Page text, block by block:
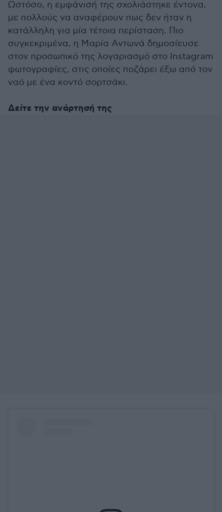
Ωστόσο, η εμφάνισή της σχολιάστηκε έντονα,
με πολλούς να αναφέρουν πως δεν ήταν η
κατάλληλη για μία τέτοια περίσταση. Πιο
συγκεκριμένα, η Μαρία Αντωνά δημοσίευσε
στον προσωπικό της λογαριασμό στο Instagram
φωτογραφίες, στις οποίες ποζάρει έξω από τον
ναό με ένα κοντό σορτσάκι.
Δείτε την ανάρτησή της